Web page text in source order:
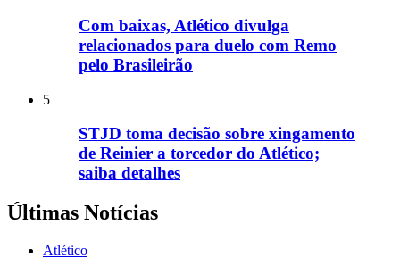
Com baixas, Atlético divulga
relacionados para duelo com Remo
pelo Brasileirão
5
STJD toma decisão sobre xingamento
de Reinier a torcedor do Atlético;
saiba detalhes
Últimas Notícias
Atlético